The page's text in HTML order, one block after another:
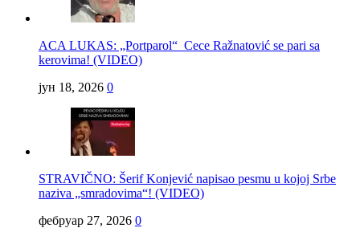
ACA LUKAS: „Portparol“ Cece Ražnatović se pari sa
kerovima! (VIDEO)
јун 18, 2026 0
STRAVIČNO: Šerif Konjević napisao pesmu u kojoj Srbe
naziva „smradovima“! (VIDEO)
фебруар 27, 2026 0